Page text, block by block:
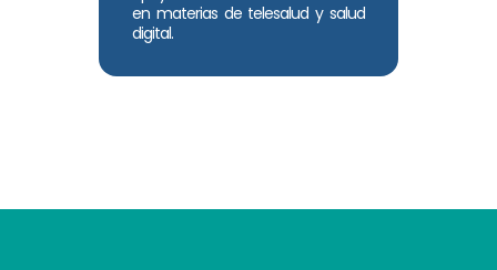
en materias de telesalud y salud
digital.